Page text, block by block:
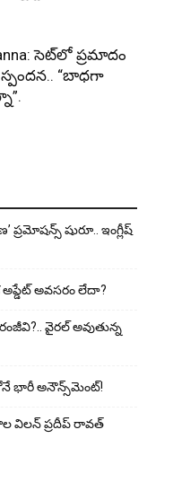
సెట్‌లో ప్రమాదం
“బాధగా
ప్రమోషన్స్ షురూ.. ఇంగ్లీష్
అప్డేట్ అవసరం లేదా?
వైరల్ అవుతున్న
భారీ అనౌన్స్‌మెంట్!
విలన్ ప్రదీప్ రావత్